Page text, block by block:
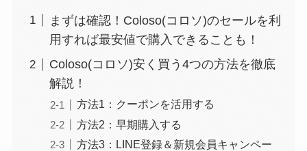
まずは確認！Coloso(コロソ)のセールを利
用すれば最安値で購入できることも！
Coloso(コロソ)安く買う4つの方法を徹底
解説！
方法1：クーポンを活用する
方法2：早期購入する
方法3：LINE登録＆新規会員キャンペー